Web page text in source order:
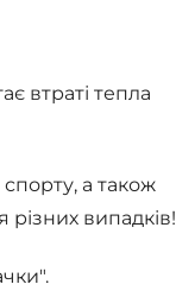
втраті тепла
а також
різних випадків!